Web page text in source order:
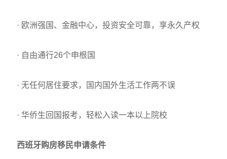
· 欧洲强国、金融中心，投资安全可靠，享永久产权
· 自由通行26个申根国
· 无任何居住要求，国内国外生活工作两不误
· 华侨生回国报考，轻松入读一本以上院校
西班牙购房移民申请条件